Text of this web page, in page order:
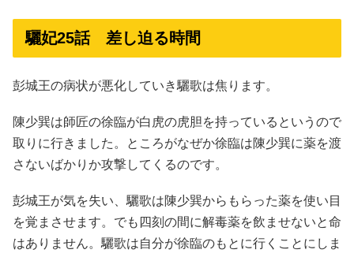
驪妃25話 差し迫る時間
彭城王の病状が悪化していき驪歌は焦ります。
陳少巽は師匠の徐臨が白虎の虎胆を持っているというので
取りに行きました。ところがなぜか徐臨は陳少巽に薬を渡
さないばかりか攻撃してくるのです。
彭城王が気を失い、驪歌は陳少巽からもらった薬を使い目
を覚まさせます。でも四刻の間に解毒薬を飲ませないと命
はありません。驪歌は自分が徐臨のもとに行くことにしま